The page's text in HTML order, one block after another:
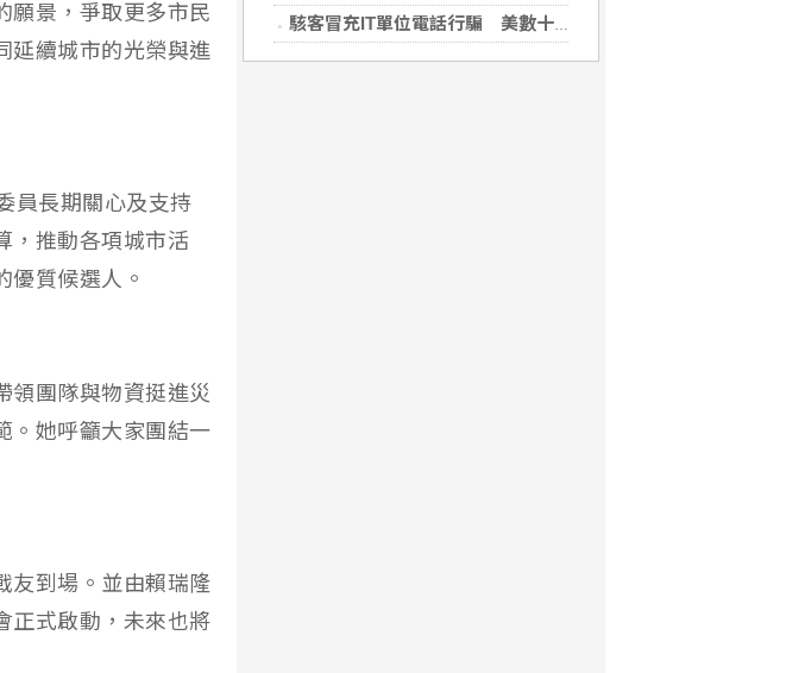
駭客冒充IT單位電話行騙 美數十家金融機構成目標
願景，爭取更多市民
延續城市的光榮與進
員長期關心及支持
，推動各項城市活
優質候選人。
領團隊與物資挺進災
。她呼籲大家團結一
友到場。並由賴瑞隆
正式啟動，未來也將